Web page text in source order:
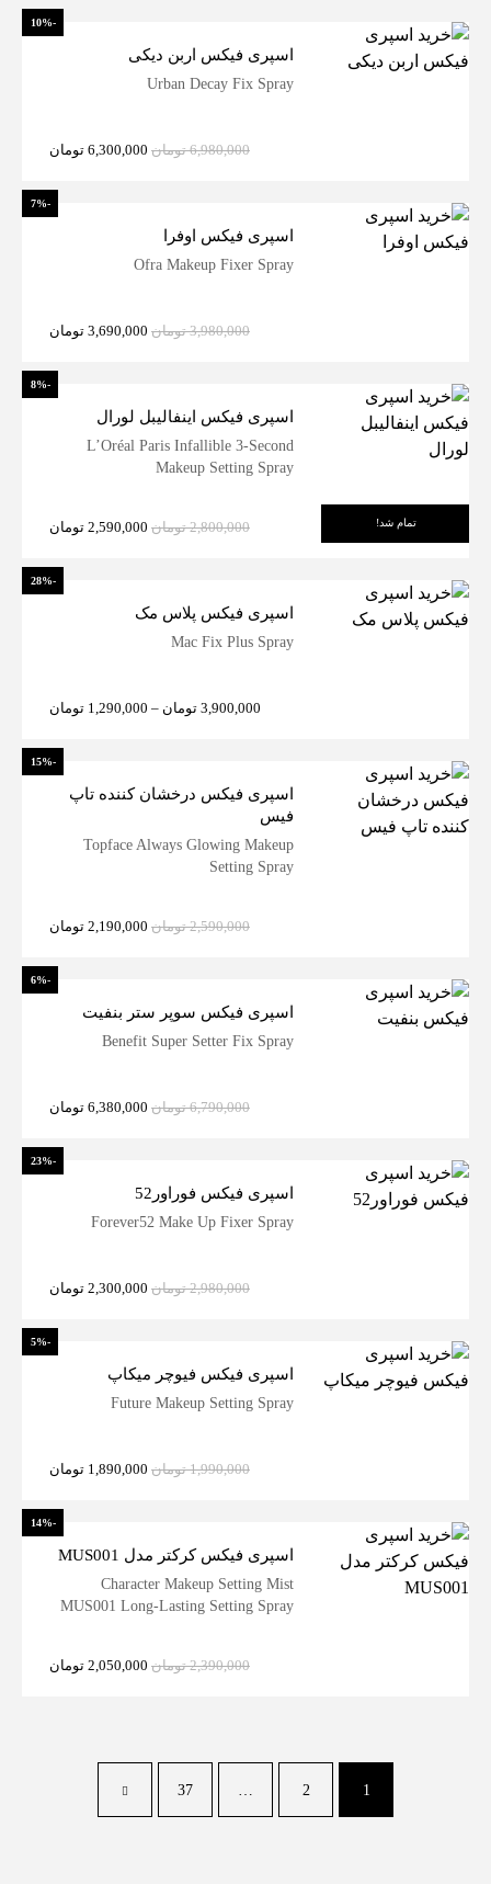
-10%
اسپری فیکس اربن دیکی
Urban Decay Fix Spray
6,980,000 تومان 6,300,000 تومان
-7%
اسپری فیکس اوفرا
Ofra Makeup Fixer Spray
3,980,000 تومان 3,690,000 تومان
-8%
تمام شد!
اسپری فیکس اینفالیبل لورال
L’Oréal Paris Infallible 3-Second
Makeup Setting Spray
2,800,000 تومان 2,590,000 تومان
-28%
اسپری فیکس پلاس مک
Mac Fix Plus Spray
3,900,000 تومان –
1,290,000 تومان
-15%
اسپری فیکس درخشان کننده تاپ
فیس
Topface Always Glowing Makeup
Setting Spray
2,590,000 تومان 2,190,000 تومان
-6%
اسپری فیکس سوپر ستر بنفیت
Benefit Super Setter Fix Spray
6,790,000 تومان 6,380,000 تومان
-23%
اسپری فیکس فوراور52
Forever52 Make Up Fixer Spray
2,980,000 تومان 2,300,000 تومان
-5%
اسپری فیکس فیوچر میکاپ
Future Makeup Setting Spray
1,990,000 تومان 1,890,000 تومان
-14%
اسپری فیکس کرکتر مدل MUS001
Character Makeup Setting Mist
MUS001 Long-Lasting Setting Spray
2,390,000 تومان 2,050,000 تومان
1
2
37